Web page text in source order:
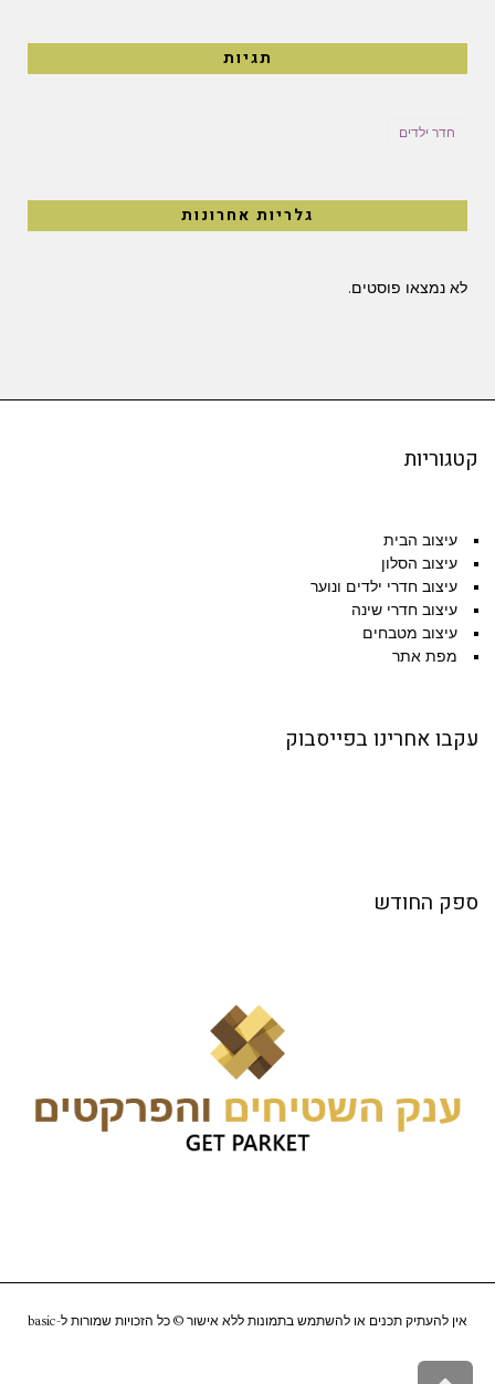
תגיות
חדר ילדים
גלריות אחרונות
לא נמצאו פוסטים.
קטגוריות
עיצוב הבית
עיצוב הסלון
עיצוב חדרי ילדים ונוער
עיצוב חדרי שינה
עיצוב מטבחים
מפת אתר
עקבו אחרינו בפייסבוק
ספק החודש
אין להעתיק תכנים או להשתמש בתמונות ללא אישור © כל הזכויות שמורות ל-basic